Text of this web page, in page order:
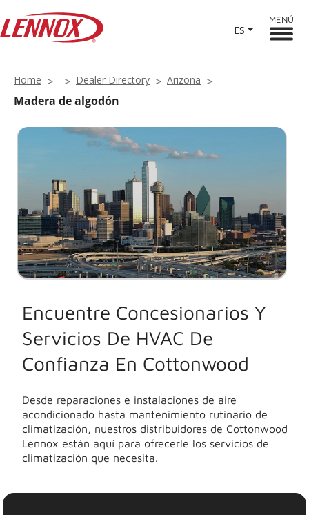
ES
MENÚ
Home Dealer Directory Arizona
Madera de algodón
Encuentre Concesionarios Y
Servicios De HVAC De
Confianza En Cottonwood
Desde reparaciones e instalaciones de aire
acondicionado hasta mantenimiento rutinario de
climatización, nuestros distribuidores de Cottonwood
Lennox están aquí para ofrecerle los servicios de
climatización que necesita.